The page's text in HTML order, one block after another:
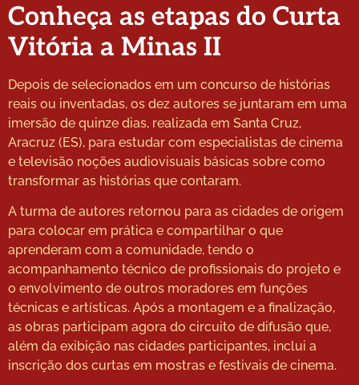
Conheça as etapas do Curta
Vitória a Minas II
Depois de selecionados em um concurso de histórias
reais ou inventadas, os dez autores se juntaram em uma
imersão de quinze dias, realizada em Santa Cruz,
Aracruz (ES), para estudar com especialistas de cinema
e televisão noções audiovisuais básicas sobre como
transformar as histórias que contaram.
A turma de autores retornou para as cidades de origem
para colocar em prática e compartilhar o que
aprenderam com a comunidade, tendo o
acompanhamento técnico de profissionais do projeto e
o envolvimento de outros moradores em funções
técnicas e artísticas. Após a montagem e a finalização,
as obras participam agora do circuito de difusão que,
além da exibição nas cidades participantes, inclui a
inscrição dos curtas em mostras e festivais de cinema.